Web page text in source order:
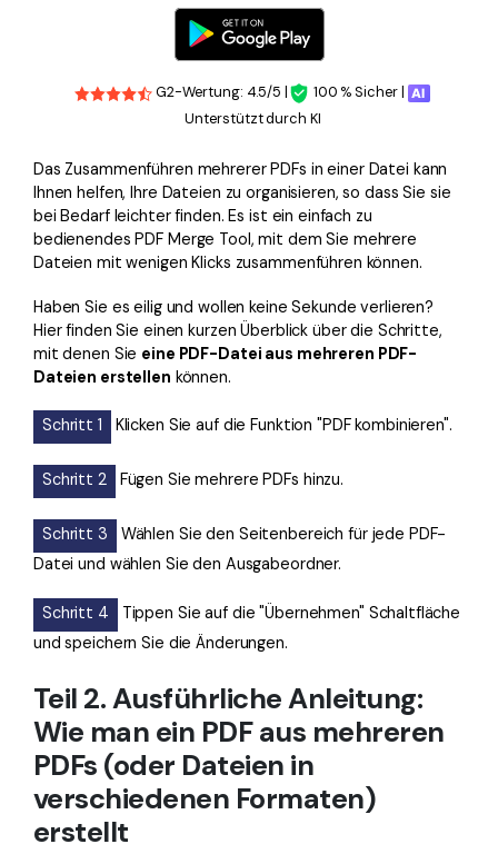
G2-Wertung: 4.5/5 |
100 % Sicher |
Unterstützt durch KI
Das Zusammenführen mehrerer PDFs in einer Datei kann
Ihnen helfen, Ihre Dateien zu organisieren, so dass Sie sie
bei Bedarf leichter finden. Es ist ein einfach zu
bedienendes PDF Merge Tool, mit dem Sie mehrere
Dateien mit wenigen Klicks zusammenführen können.
Haben Sie es eilig und wollen keine Sekunde verlieren?
Hier finden Sie einen kurzen Überblick über die Schritte,
mit denen Sie eine PDF-Datei aus mehreren PDF-
Dateien erstellen können.
Schritt 1 Klicken Sie auf die Funktion "PDF kombinieren".
Schritt 2 Fügen Sie mehrere PDFs hinzu.
Schritt 3
Wählen Sie den Seitenbereich für jede PDF-
Datei und wählen Sie den Ausgabeordner.
Schritt 4
Tippen Sie auf die "Übernehmen" Schaltfläche
und speichern Sie die Änderungen.
Teil 2. Ausführliche Anleitung:
Wie man ein PDF aus mehreren
PDFs (oder Dateien in
verschiedenen Formaten)
erstellt